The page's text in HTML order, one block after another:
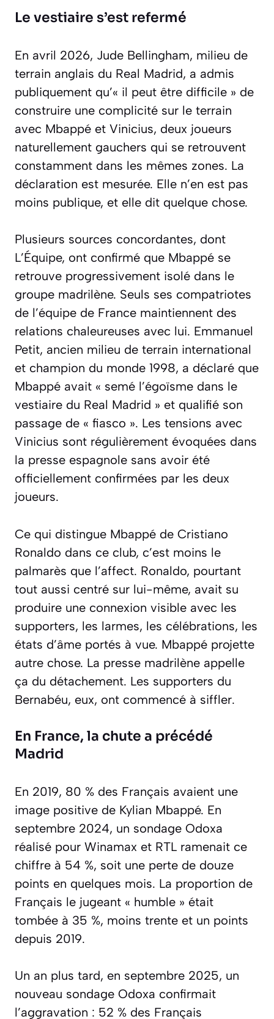
Le vestiaire s’est refermé
En avril 2026, Jude Bellingham, milieu de
terrain anglais du Real Madrid, a admis
publiquement qu’« il peut être difficile » de
construire une complicité sur le terrain
avec Mbappé et Vinicius, deux joueurs
naturellement gauchers qui se retrouvent
constamment dans les mêmes zones. La
déclaration est mesurée. Elle n’en est pas
moins publique, et elle dit quelque chose.
Plusieurs sources concordantes, dont
L’Équipe, ont confirmé que Mbappé se
retrouve progressivement isolé dans le
groupe madrilène. Seuls ses compatriotes
de l’équipe de France maintiennent des
relations chaleureuses avec lui. Emmanuel
Petit, ancien milieu de terrain international
et champion du monde 1998, a déclaré que
Mbappé avait « semé l’égoïsme dans le
vestiaire du Real Madrid » et qualifié son
passage de « fiasco ». Les tensions avec
Vinicius sont régulièrement évoquées dans
la presse espagnole sans avoir été
officiellement confirmées par les deux
joueurs.
Ce qui distingue Mbappé de Cristiano
Ronaldo dans ce club, c’est moins le
palmarès que l’affect. Ronaldo, pourtant
tout aussi centré sur lui-même, avait su
produire une connexion visible avec les
supporters, les larmes, les célébrations, les
états d’âme portés à vue. Mbappé projette
autre chose. La presse madrilène appelle
ça du détachement. Les supporters du
Bernabéu, eux, ont commencé à siffler.
En France, la chute a précédé
Madrid
En 2019, 80 % des Français avaient une
image positive de Kylian Mbappé. En
septembre 2024, un sondage Odoxa
réalisé pour Winamax et RTL ramenait ce
chiffre à 54 %, soit une perte de douze
points en quelques mois. La proportion de
Français le jugeant « humble » était
tombée à 35 %, moins trente et un points
depuis 2019.
Un an plus tard, en septembre 2025, un
nouveau sondage Odoxa confirmait
l’aggravation : 52 % des Français